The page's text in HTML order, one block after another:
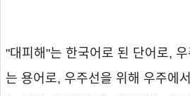
"대피해"는 한국어로 된 단어로,
는 용어로, 우주선을 위해 우주에